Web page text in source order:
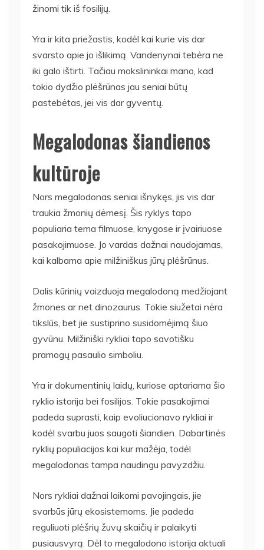
žinomi tik iš fosilijų.
Yra ir kita priežastis, kodėl kai kurie vis dar
svarsto apie jo išlikimą. Vandenynai tebėra ne
iki galo ištirti. Tačiau mokslininkai mano, kad
tokio dydžio plėšrūnas jau seniai būtų
pastebėtas, jei vis dar gyventų.
Megalodonas šiandienos
kultūroje
Nors megalodonas seniai išnykęs, jis vis dar
traukia žmonių dėmesį. Šis ryklys tapo
populiaria tema filmuose, knygose ir įvairiuose
pasakojimuose. Jo vardas dažnai naudojamas,
kai kalbama apie milžiniškus jūrų plėšrūnus.
Dalis kūrinių vaizduoja megalodoną medžiojant
žmones ar net dinozaurus. Tokie siužetai nėra
tikslūs, bet jie sustiprino susidomėjimą šiuo
gyvūnu. Milžiniški rykliai tapo savotišku
pramogų pasaulio simboliu.
Yra ir dokumentinių laidų, kuriose aptariama šio
ryklio istorija bei fosilijos. Tokie pasakojimai
padeda suprasti, kaip evoliucionavo rykliai ir
kodėl svarbu juos saugoti šiandien. Dabartinės
ryklių populiacijos kai kur mažėja, todėl
megalodonas tampa naudingu pavyzdžiu.
Nors rykliai dažnai laikomi pavojingais, jie
svarbūs jūrų ekosistemoms. Jie padeda
reguliuoti plėšrių žuvų skaičių ir palaikyti
pusiausvyrą. Dėl to megalodono istorija aktuali